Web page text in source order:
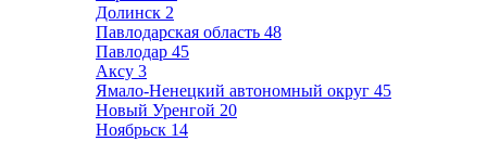
Долинск 2
Павлодарская область 48
Павлодар 45
Аксу 3
Ямало-Ненецкий автономный округ 45
Новый Уренгой 20
Ноябрьск 14